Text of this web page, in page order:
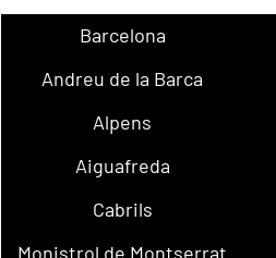
Barcelona
Andreu de la Barca
Alpens
Aiguafreda
Cabrils
Monistrol de Montserrat